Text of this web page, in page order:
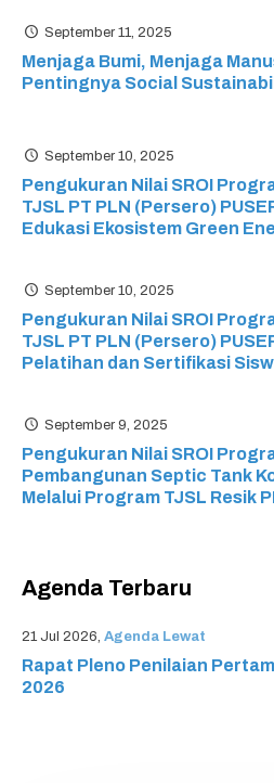
September 11, 2025
Menjaga Bumi, Menjaga
Pentingnya Social
September 10, 2025
Pengukuran Nilai SROI
TJSL PT PLN (Persero)
Edukasi Ekosistem Green
September 10, 2025
Pengukuran Nilai SROI
TJSL PT PLN (Persero)
Pelatihan dan Sertifikasi
Media
September 9, 2025
Pengukuran Nilai SROI
Pembangunan Septic Tank
Melalui Program TJSL Resik
Agenda Terbaru
21 Jul 2026, Agenda Lewat
Rapat Pleno Penilaian
2026